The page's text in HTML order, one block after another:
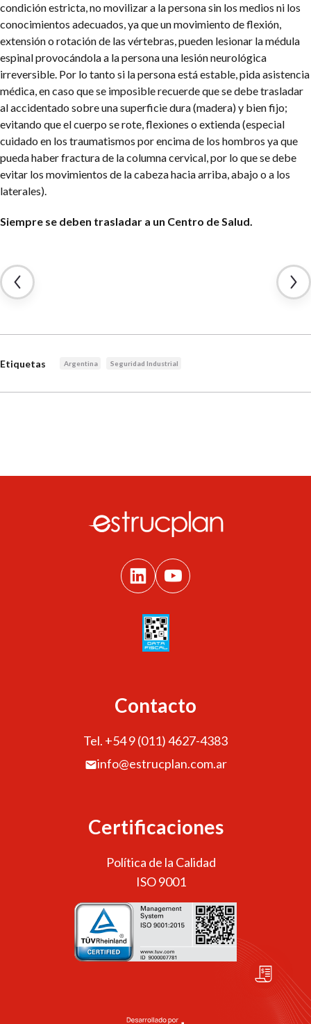
condición estricta, no movilizar a la persona sin los medios ni los
conocimientos adecuados, ya que un movimiento de flexión,
extensión o rotación de las vértebras, pueden lesionar la médula
espinal provocándola a la persona una lesión neurológica
irreversible. Por lo tanto si la persona está estable, pida asistencia
médica, en caso que se imposible recuerde que se debe trasladar
al accidentado sobre una superficie dura (madera) y bien fijo;
evitando que el cuerpo se rote, flexiones o extienda (especial
cuidado en los traumatismos por encima de los hombros ya que
pueda haber fractura de la columna cervical, por lo que se debe
evitar los movimientos de la cabeza hacia arriba, abajo o a los
laterales).
Siempre se deben trasladar a un Centro de Salud.
Etiquetas Argentina Seguridad Industrial
Contacto
Tel. +54 9 (011) 4627-4383
info@estrucplan.com.ar
Certificaciones
Política de la Calidad
ISO 9001